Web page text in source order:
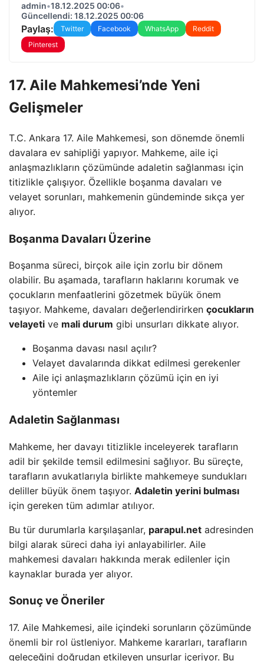
admin•18.12.2025 00:06•
Güncellendi: 18.12.2025 00:06
Paylaş: Twitter Facebook WhatsApp
Reddit
Pinterest
17. Aile Mahkemesi’nde Yeni
Gelişmeler
T.C. Ankara 17. Aile Mahkemesi, son dönemde önemli
davalara ev sahipliği yapıyor. Mahkeme, aile içi
anlaşmazlıkların çözümünde adaletin sağlanması için
titizlikle çalışıyor. Özellikle boşanma davaları ve
velayet sorunları, mahkemenin gündeminde sıkça yer
alıyor.
Boşanma Davaları Üzerine
Boşanma süreci, birçok aile için zorlu bir dönem
olabilir. Bu aşamada, tarafların haklarını korumak ve
çocukların menfaatlerini gözetmek büyük önem
taşıyor. Mahkeme, davaları değerlendirirken çocukların
velayeti ve mali durum gibi unsurları dikkate alıyor.
Boşanma davası nasıl açılır?
Velayet davalarında dikkat edilmesi gerekenler
Aile içi anlaşmazlıkların çözümü için en iyi
yöntemler
Adaletin Sağlanması
Mahkeme, her davayı titizlikle inceleyerek tarafların
adil bir şekilde temsil edilmesini sağlıyor. Bu süreçte,
tarafların avukatlarıyla birlikte mahkemeye sundukları
deliller büyük önem taşıyor. Adaletin yerini bulması
için gereken tüm adımlar atılıyor.
Bu tür durumlarla karşılaşanlar, parapul.net adresinden
bilgi alarak süreci daha iyi anlayabilirler. Aile
mahkemesi davaları hakkında merak edilenler için
kaynaklar burada yer alıyor.
Sonuç ve Öneriler
17. Aile Mahkemesi, aile içindeki sorunların çözümünde
önemli bir rol üstleniyor. Mahkeme kararları, tarafların
geleceğini doğrudan etkileyen unsurlar içeriyor. Bu